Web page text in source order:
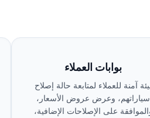
بوابات العملاء
آمنة للعملاء لمتابعة حالة إصلاح
سياراتهم، وعرض عروض الأسعار،
على الإصلاحات الإضافية،